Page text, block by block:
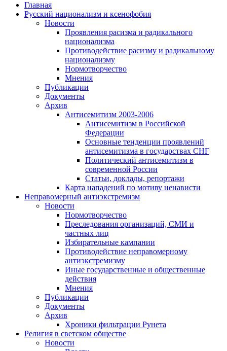
Главная
Русский национализм и ксенофобия
Новости
Проявления расизма и радикального
национализма
Противодействие расизму и радикальному
национализму
Нормотворчество
Мнения
Публикации
Документы
Архив
Антисемитизм 2003-2006
Антисемитизм в Российской
Федерации
Основные тенденции проявлений
антисемитизма в государствах СНГ
Политический антисемитизм в
современной России
Статьи, доклады, репортажи
Карта нападений по мотиву ненависти
Неправомерный антиэкстремизм
Новости
Нормотворчество
Преследования организаций, СМИ и
частных лиц
Избирательные кампании
Противодействие неправомерному
антиэкстремизму
Иные государственные и общественные
действия
Мнения
Публикации
Документы
Архив
Хроники фильтрации Рунета
Религия в светском обществе
Новости